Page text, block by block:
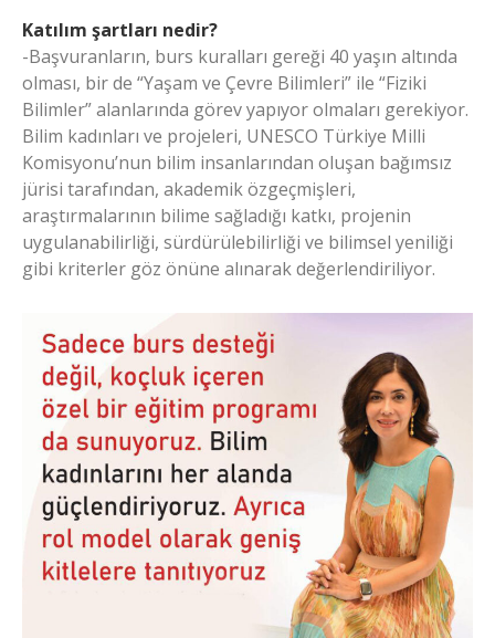
Katılım şartları nedir?
-Başvuranların, burs kuralları gereği 40 yaşın altında
olması, bir de “Yaşam ve Çevre Bilimleri” ile “Fiziki
Bilimler” alanlarında görev yapıyor olmaları gerekiyor.
Bilim kadınları ve projeleri, UNESCO Türkiye Milli
Komisyonu’nun bilim insanlarından oluşan bağımsız
jürisi tarafından, akademik özgeçmişleri,
araştırmalarının bilime sağladığı katkı, projenin
uygulanabilirliği, sürdürülebilirliği ve bilimsel yeniliği
gibi kriterler göz önüne alınarak değerlendiriliyor.